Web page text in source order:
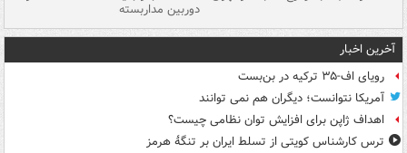
دوربین مداربسته
آخرین اخبار
رویای اف-۳۵ ترکیه در بن‌بست
آمریکا نتوانست؛ دیگران هم نمی توانند
اهداف ژاپن برای افزایش توان نظامی چیست؟
ترس کارشناس کویتی از تسلط ایران بر تنگۀ هرمز